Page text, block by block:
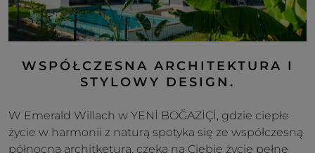
WSPÓŁCZESNA ARCHITEKTURA I
STYLOWY DESIGN.
W Emerald Willach w YENİ BOĞAZİÇİ, gdzie ciepłe
życie w harmonii z naturą spotyka się ze współczesną
północną architketurą, czeka na Ciebie życie pełne